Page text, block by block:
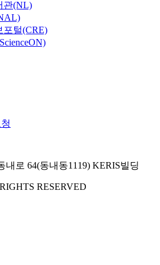
관(NL)
포털(CRE)
내로 64(동내동1119) KERIS빌딩
RESERVED